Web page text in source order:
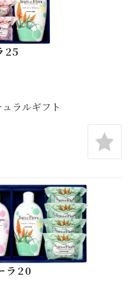
25
ラルギフト
ラ20